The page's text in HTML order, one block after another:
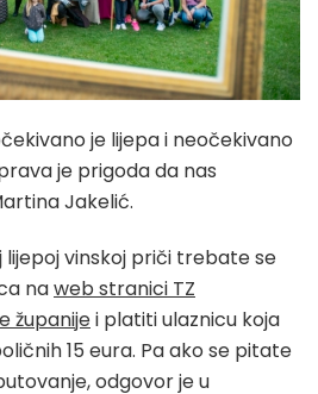
je lijepa i neočekivano
je prigoda da nas
Jakelić.
lijepoj vinskoj priči trebate se
naweb stranici TZ
županijei platiti ulaznicu koja
15 eura. Pa ako se pitate
odgovor je u